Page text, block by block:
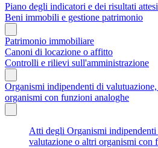
Piano degli indicatori e dei risultati
Beni immobili e gestione patrimonio
Patrimonio immobiliare
Canoni di locazione o affitto
Controlli e rilievi sull'amministrazione
Organismi indipendenti di
organismi con funzioni analoghe
Atti degli Organismi
valutazione o altri organismi con